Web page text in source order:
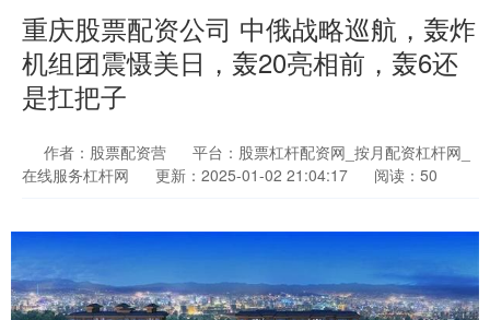
重庆股票配资公司 中俄战略巡航，轰炸
机组团震慑美日，轰20亮相前，轰6还
是扛把子
作者：股票配资营
平台：股票杠杆配资网_按月配资杠杆网_
在线服务杠杆网
更新：2025-01-02 21:04:17 阅读：50